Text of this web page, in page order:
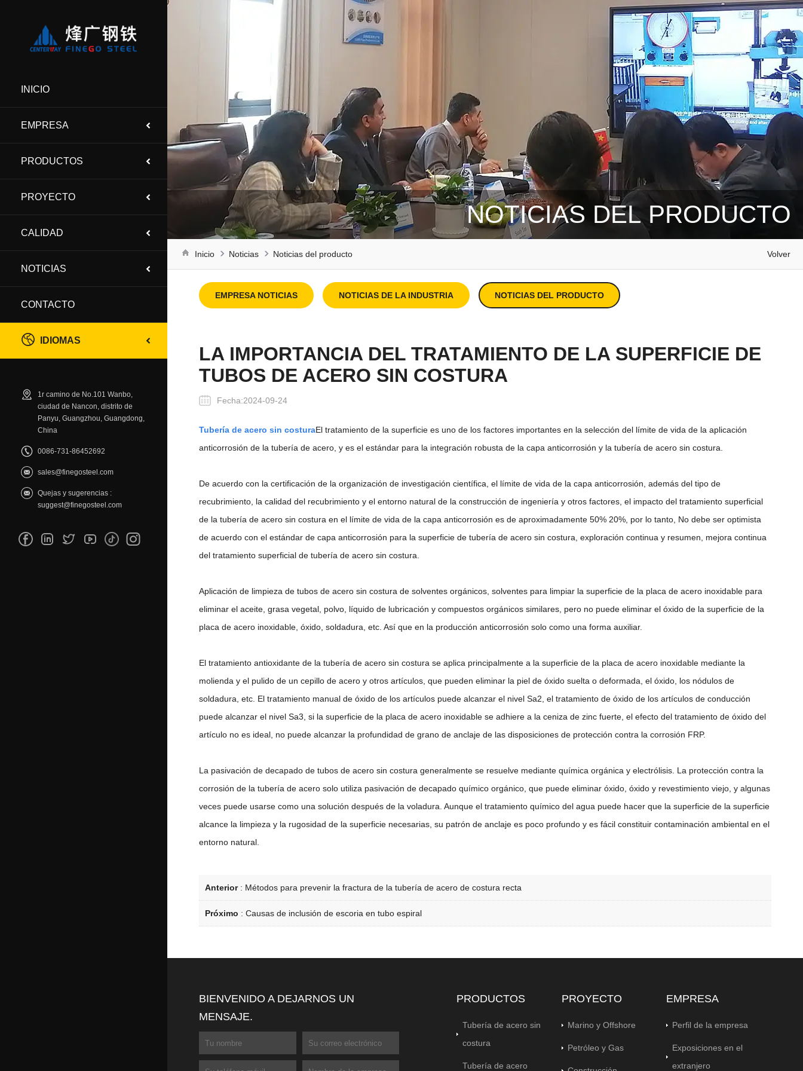
INICIO
EMPRESA
PRODUCTOS
PROYECTO
CALIDAD
NOTICIAS
CONTACTO
IDIOMAS
1r camino de No.101 Wanbo,
ciudad de Nancon, distrito de
Panyu, Guangzhou, Guangdong,
China
0086-731-86452692
sales@finegosteel.com
Quejas y sugerencias :
suggest@finegosteel.com
NOTICIAS DEL PRODUCTO
Volver
Inicio Noticias Noticias del producto
EMPRESA NOTICIAS NOTICIAS DE LA INDUSTRIA NOTICIAS DEL PRODUCTO
LA IMPORTANCIA DEL TRATAMIENTO DE LA SUPERFICIE DE
TUBOS DE ACERO SIN COSTURA
Fecha:2024-09-24
Tubería de acero sin costuraEl tratamiento de la superficie es uno de los factores importantes en la selección del límite de vida de la aplicación
anticorrosión de la tubería de acero, y es el estándar para la integración robusta de la capa anticorrosión y la tubería de acero sin costura.
De acuerdo con la certificación de la organización de investigación científica, el límite de vida de la capa anticorrosión, además del tipo de
recubrimiento, la calidad del recubrimiento y el entorno natural de la construcción de ingeniería y otros factores, el impacto del tratamiento superficial
de la tubería de acero sin costura en el límite de vida de la capa anticorrosión es de aproximadamente 50% 20%, por lo tanto, No debe ser optimista
de acuerdo con el estándar de capa anticorrosión para la superficie de tubería de acero sin costura, exploración continua y resumen, mejora continua
del tratamiento superficial de tubería de acero sin costura.
Aplicación de limpieza de tubos de acero sin costura de solventes orgánicos, solventes para limpiar la superficie de la placa de acero inoxidable para
eliminar el aceite, grasa vegetal, polvo, líquido de lubricación y compuestos orgánicos similares, pero no puede eliminar el óxido de la superficie de la
placa de acero inoxidable, óxido, soldadura, etc. Así que en la producción anticorrosión solo como una forma auxiliar.
El tratamiento antioxidante de la tubería de acero sin costura se aplica principalmente a la superficie de la placa de acero inoxidable mediante la
molienda y el pulido de un cepillo de acero y otros artículos, que pueden eliminar la piel de óxido suelta o deformada, el óxido, los nódulos de
soldadura, etc. El tratamiento manual de óxido de los artículos puede alcanzar el nivel Sa2, el tratamiento de óxido de los artículos de conducción
puede alcanzar el nivel Sa3, si la superficie de la placa de acero inoxidable se adhiere a la ceniza de zinc fuerte, el efecto del tratamiento de óxido del
artículo no es ideal, no puede alcanzar la profundidad de grano de anclaje de las disposiciones de protección contra la corrosión FRP.
La pasivación de decapado de tubos de acero sin costura generalmente se resuelve mediante química orgánica y electrólisis. La protección contra la
corrosión de la tubería de acero solo utiliza pasivación de decapado químico orgánico, que puede eliminar óxido, óxido y revestimiento viejo, y algunas
veces puede usarse como una solución después de la voladura. Aunque el tratamiento químico del agua puede hacer que la superficie de la superficie
alcance la limpieza y la rugosidad de la superficie necesarias, su patrón de anclaje es poco profundo y es fácil constituir contaminación ambiental en el
entorno natural.
Anterior: Métodos para prevenir la fractura de la tubería de acero de costura recta
Próximo :Causas de inclusión de escoria en tubo espiral
BIENVENIDO A DEJARNOS UN
MENSAJE.
PRODUCTOS
Tubería de acero sin
costura
Tubería de acero
PROYECTO
Marino y Offshore
Petróleo y Gas
EMPRESA
Perfil de la empresa
Exposiciones en el
extranjero